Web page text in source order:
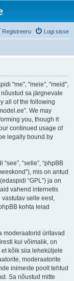
Logi sisse
Registreeru
"me", "meie", "meid",
nõustud sa järgnevate
all of the following
We may
you, though it
continued usage of
legally bound by
“selle”, “phpBB
mis on antud
“GPL”) ja on
vahend internetis
selle eest,
kohta leiad
moderaatorid üritavad
kui võimalik, on
kõik siia leheküljele
moderaatorite
inimeste poolt tehtud
Sa nõustud mitte